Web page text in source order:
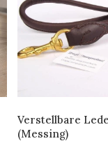
Verstellbare
(Messing)